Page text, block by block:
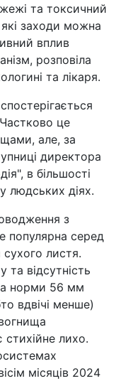
та токсичний
заходи можна
вплив
розповіла
та лікаря.
це
але, за
директора
в більшості
людських діях.
з
популярна серед
сухого листя.
та відсутність
норми 56 мм
вдвічі менше)
лихо.
місяців 2024